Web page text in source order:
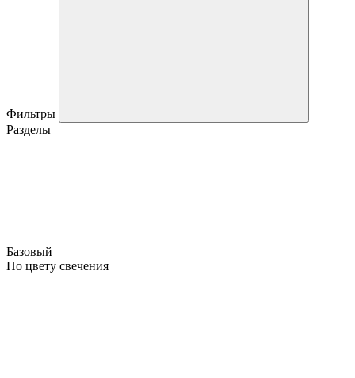
Фильтры
Разделы
Базовый
По цвету свечения